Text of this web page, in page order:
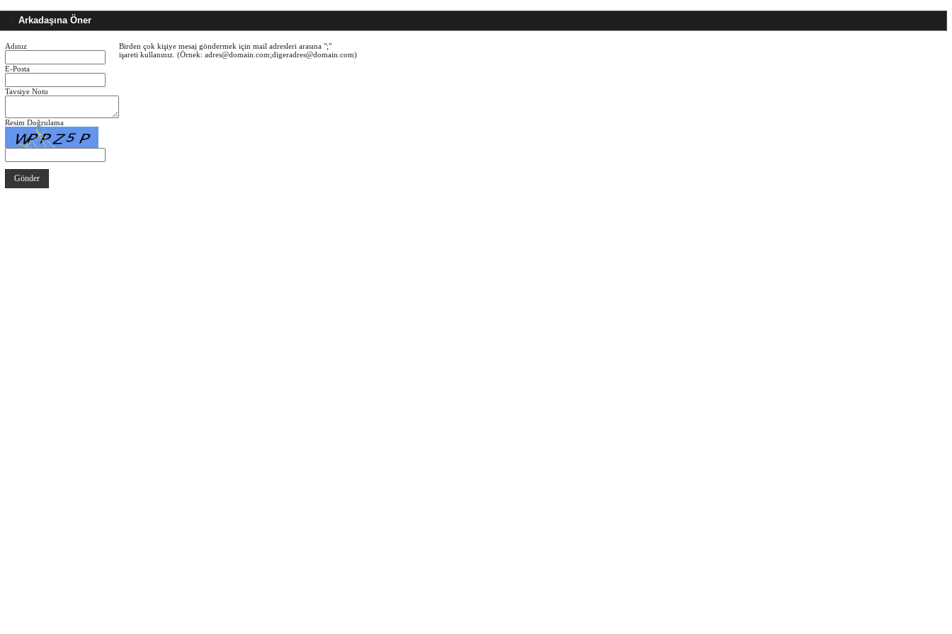
Arkadaşına Öner
Adınız
E-Posta
Tavsiye Notu
Resim Doğrulama
Birden çok kişiye mesaj göndermek için mail adresleri arasına ";"
işareti kullanınız. (Örnek: adres@domain.com;digeradres@domain.com)